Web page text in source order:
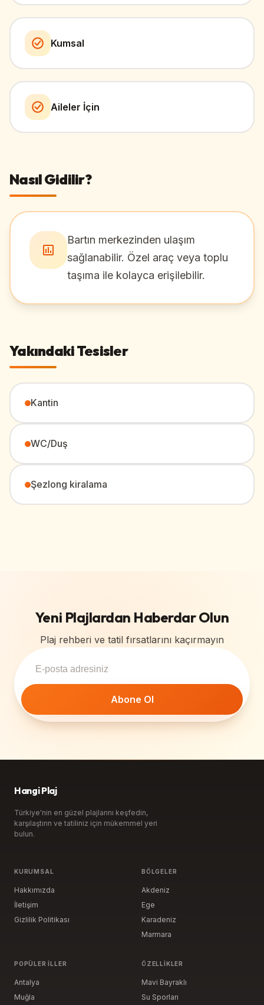
Kumsal
Aileler İçin
Nasıl Gidilir?
Bartın merkezinden ulaşım
sağlanabilir. Özel araç veya toplu
taşıma ile kolayca erişilebilir.
Yakındaki Tesisler
Kantin
WC/Duş
Şezlong kiralama
Yeni Plajlardan Haberdar Olun
Plaj rehberi ve tatil fırsatlarını kaçırmayın
Abone Ol
Hangi Plaj
Türkiye'nin en güzel plajlarını keşfedin,
karşılaştırın ve tatiliniz için mükemmel yeri
bulun.
KURUMSAL
Hakkımızda
İletişim
Gizlilik Politikası
BÖLGELER
Akdeniz
Ege
Karadeniz
Marmara
POPÜLER İLLER
Antalya
Muğla
ÖZELLIKLER
Mavi Bayraklı
Su Sporları